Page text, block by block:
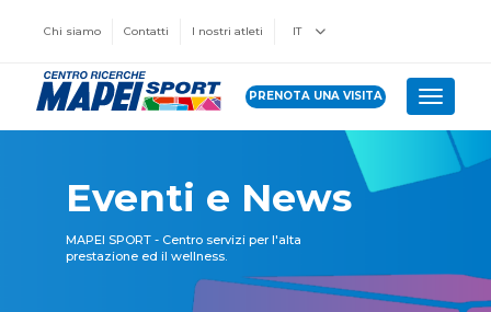
Chi siamo Contatti I nostri atleti IT
PRENOTA UNA VISITA Toggle
Eventi e News
MAPEI SPORT - Centro servizi per l'alta
prestazione ed il wellness.